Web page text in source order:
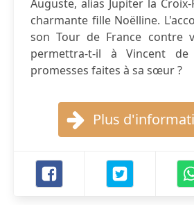
Auguste, alias Jupiter la
charmante fille Noëlline.
son Tour de France contre
permettra-t-il à Vincent
promesses faites à sa sœur ?
Plus